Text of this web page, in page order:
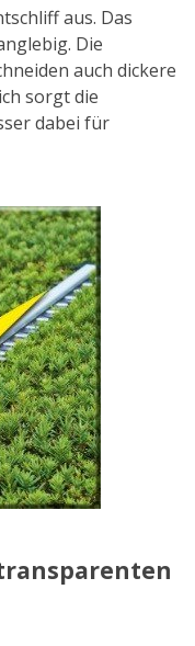
aus. Das
Die
auch dickere
sorgt die
dabei für